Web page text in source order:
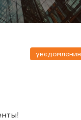
уведомления